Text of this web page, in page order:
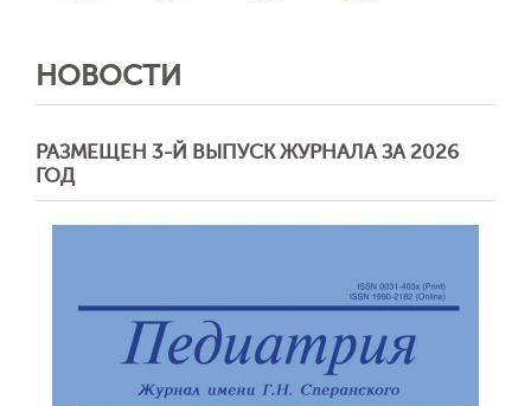
НОВОСТИ
РАЗМЕЩЕН 3-Й ВЫПУСК ЖУРНАЛА ЗА 2026
ГОД